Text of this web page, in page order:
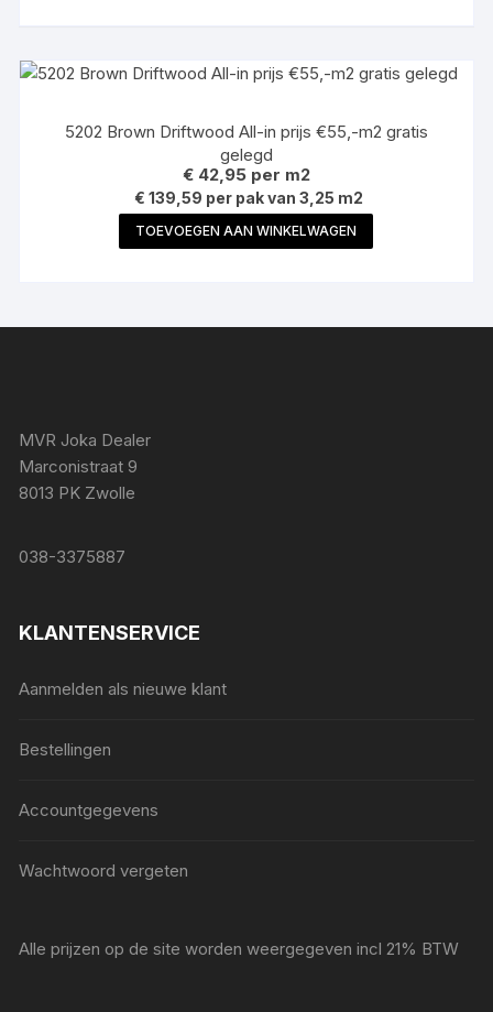
5202 Brown Driftwood All-in prijs €55,-m2 gratis
gelegd
€42,95per m2
€ 139,59 per pak van 3,25 m2
TOEVOEGEN AAN WINKELWAGEN
MVR Joka Dealer
Marconistraat 9
8013 PK Zwolle
038-3375887
KLANTENSERVICE
Aanmelden als nieuwe klant
Bestellingen
Accountgegevens
Wachtwoord vergeten
Alle prijzen op de site worden weergegeven incl 21% BTW